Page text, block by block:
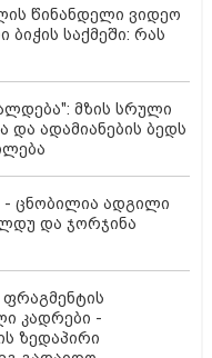
წინანდელი ვიდეო
საქმეში: რას
მზის სრული
და ადამიანების ბედს
- ცნობილია ადგილი
და ჯორჯინა
ფრაგმენტის
კადრები -
ზედაპირი